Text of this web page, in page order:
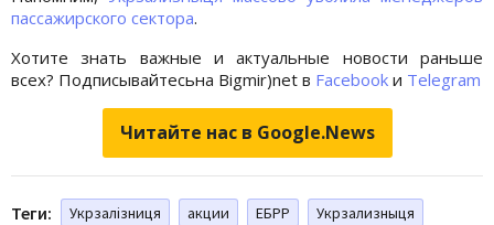
пассажирского сектора.
Хотите знать важные и актуальные новости раньше
всех? Подписывайтесьна Bigmir)net в Facebook и Telegram
Читайте нас в Google.News
Теги: Укрзалізниця акции ЕБРР
Укрзализныця